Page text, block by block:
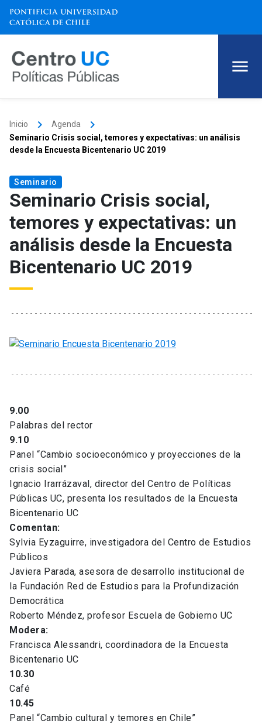
Inicio keyboard_arrow_right Agenda keyboard_arrow_right
Seminario Crisis social, temores y expectativas: un análisis
desde la Encuesta Bicentenario UC 2019
Seminario
Seminario Crisis social,
temores y expectativas: un
análisis desde la Encuesta
Bicentenario UC 2019
9.00
Palabras del rector
9.10
Panel “Cambio socioeconómico y proyecciones de la
crisis social”
Ignacio Irarrázaval, director del Centro de Políticas
Públicas UC, presenta los resultados de la Encuesta
Bicentenario UC
Comentan:
Sylvia Eyzaguirre, investigadora del Centro de Estudios
Públicos
Javiera Parada, asesora de desarrollo institucional de
la Fundación Red de Estudios para la Profundización
Democrática
Roberto Méndez, profesor Escuela de Gobierno UC
Modera:
Francisca Alessandri, coordinadora de la Encuesta
Bicentenario UC
10.30
Café
10.45
Panel “Cambio cultural y temores en Chile”